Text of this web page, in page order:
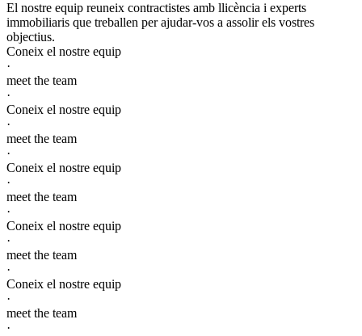
El nostre equip reuneix contractistes amb llicència i experts
immobiliaris que treballen per ajudar-vos a assolir els vostres
objectius.
Coneix el nostre equip
·
meet the team
·
Coneix el nostre equip
·
meet the team
·
Coneix el nostre equip
·
meet the team
·
Coneix el nostre equip
·
meet the team
·
Coneix el nostre equip
·
meet the team
·